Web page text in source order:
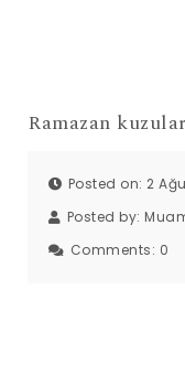
Ramazan
Posted on: 2
Posted by:
Comments: 0